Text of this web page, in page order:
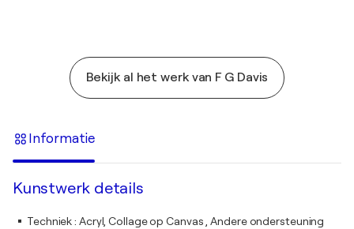
Bekijk al het werk van F G Davis
Informatie
Kunstwerk details
Techniek: Acryl, Collage op Canvas , Andere ondersteuning